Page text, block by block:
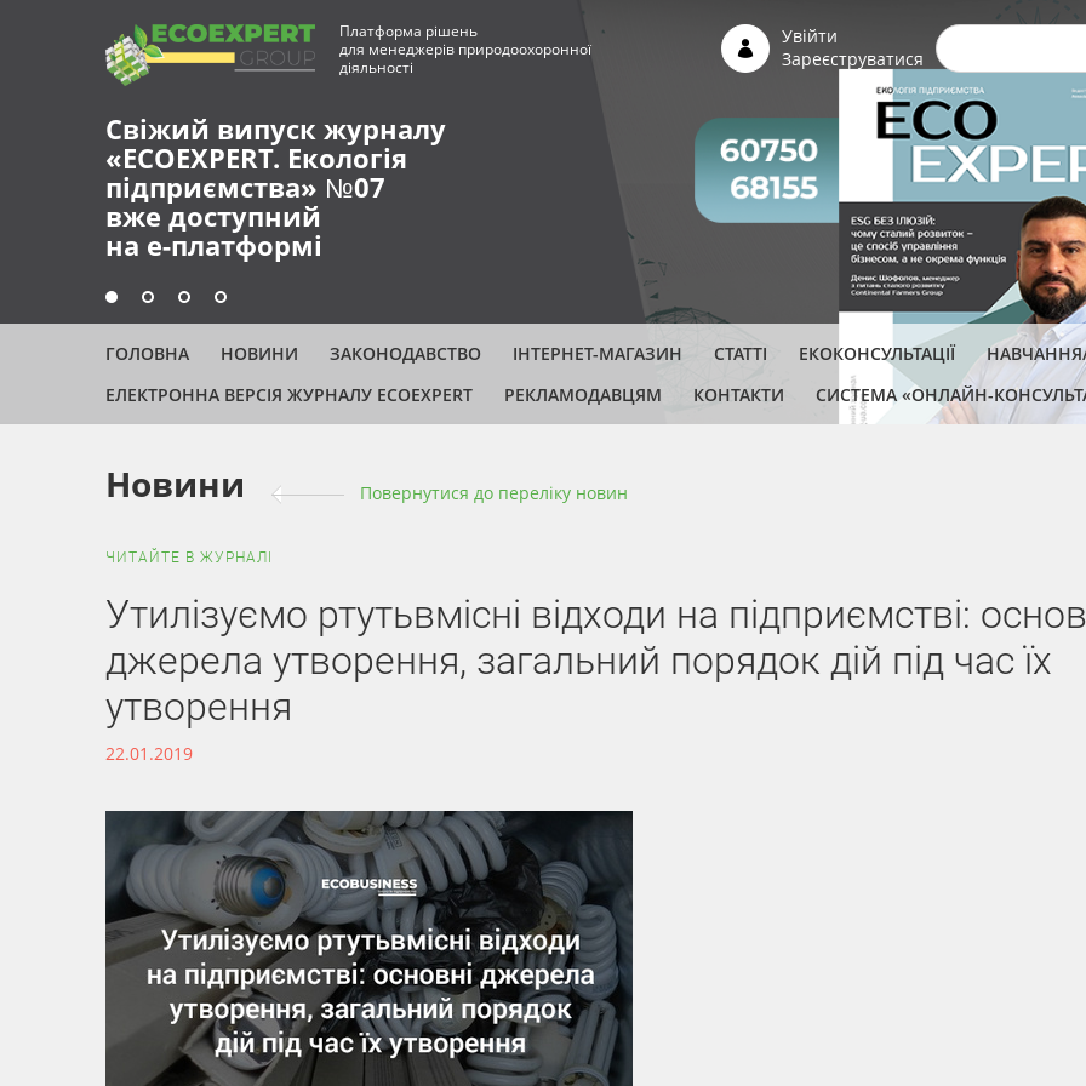
Свіжий випуск журналу
«ECOEXPERT. Екологія
підприємства» №07
вже доступний
на е-платформі
Платформа рішень
для менеджерів природоохоронної
діяльності
Увійти
Зареєструватися
ГОЛОВНА НОВИНИ ЗАКОНОДАВСТВО ІНТЕРНЕТ-МАГАЗИН СТАТТІ ЕКОКОНСУЛЬТАЦІЇ
НАВЧАННЯ/
ЕЛЕКТРОННА ВЕРСІЯ ЖУРНАЛУ ECOEXPERT
РЕКЛАМОДАВЦЯМ КОНТАКТИ СИСТЕМА «ОНЛАЙН-
Новини Повернутися до переліку новин
ЧИТАЙТЕ В ЖУРНАЛІ
Утилізуємо ртутьвмісні відходи на підприємстві:
джерела утворення, загальний порядок дій під час їх
утворення
22.01.2019